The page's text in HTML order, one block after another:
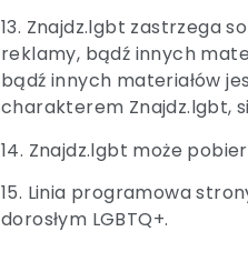
13. Znajdz.lgbt zastrzega
reklamy, bądź innych
bądź innych materiałów
charakterem Znajdz.lgbt,
14. Znajdz.lgbt może
15. Linia programowa
dorosłym LGBTQ+.